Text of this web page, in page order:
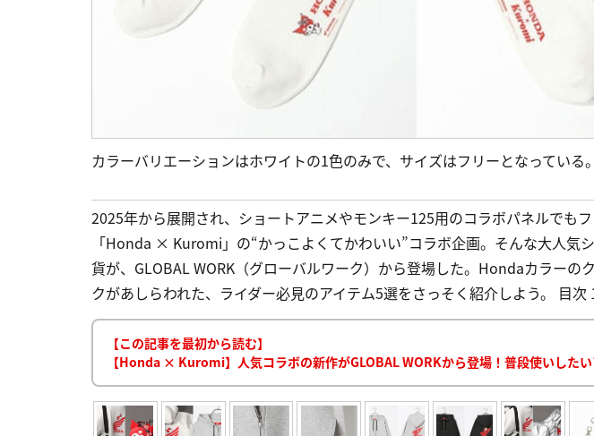
カラーバリエーションはホワイトの1色のみで、サイズはフリーとなっている。
2025年から展開され、ショートアニメやモンキー125用のコラボパネルでも
「Honda × Kuromi」の“かっこよくてかわいい”コラボ企画。そんな大人気
貨が、GLOBAL WORK（グローバルワーク）から登場した。Hondaカラーの
クがあしらわれた、ライダー必見のアイテム5選をさっそく紹介しよう。 目
【この記事を最初から読む】
【Honda × Kuromi】人気コラボの新作がGLOBAL WORKから登場！普段使いした